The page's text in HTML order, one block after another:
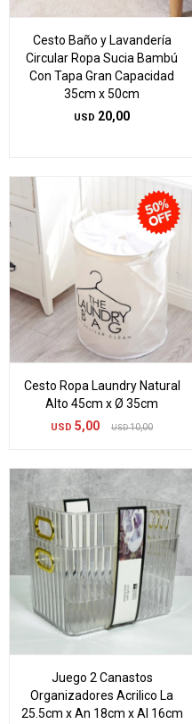
Cesto Baño y Lavandería
Circular Ropa Sucia Bambú
Con Tapa Gran Capacidad
35cm x 50cm
USD 20,00
Cesto Ropa Laundry Natural
Alto 45cm x Ø 35cm
USD 5,00 USD 10,00
Juego 2 Canastos
Organizadores Acrilico La
25.5cm x An 18cm x Al 16cm